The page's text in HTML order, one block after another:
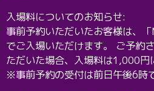
入場料についてのお知らせ:
事前予約いただいたお客様は、
でご入場いただけます。 ご予約
ただいた場合、入場料は1,000円
※事前予約の受付は前日午後6時